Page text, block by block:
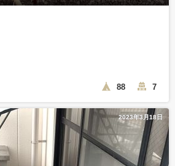
88 7
2023年3月18日